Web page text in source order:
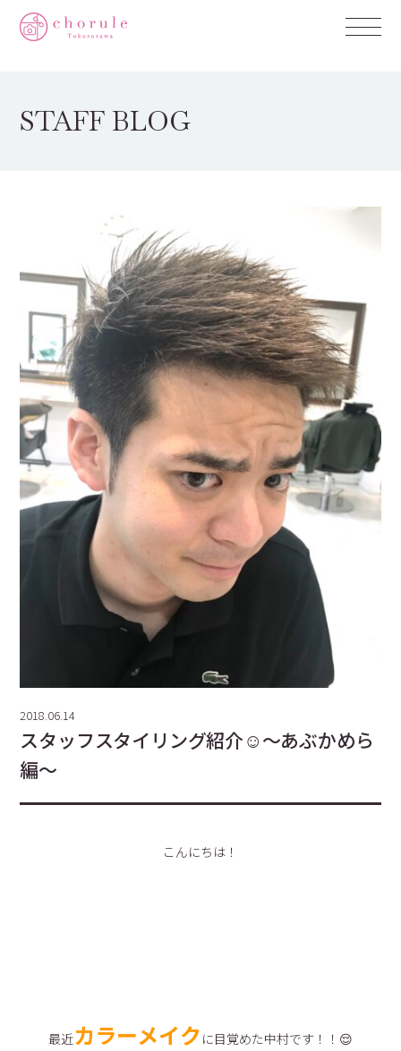
STAFF BLOG
2018.06.14
スタッフスタイリング紹介☺️〜あぶかめら
編〜
こんにちは！
最近カラーメイク に目覚めた中村です！！😌